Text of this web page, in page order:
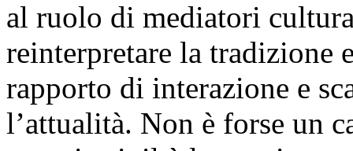
al ruolo di mediatori
reinterpretare la tradizione
rapporto di interazione e
l’attualità. Non è forse un